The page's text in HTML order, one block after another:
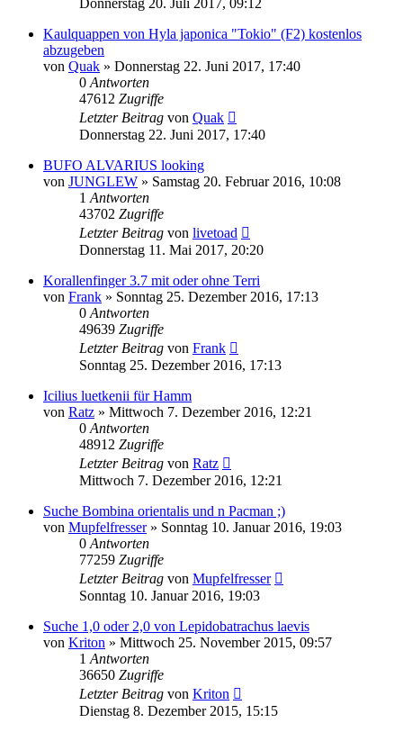
Kaulquappen von Hyla japonica "Tokio" (F2) kostenlos
abzugeben
von Quak » Donnerstag 22. Juni 2017, 17:40
0 Antworten
47612 Zugriffe
Letzter Beitrag von Quak
Donnerstag 22. Juni 2017, 17:40
BUFO ALVARIUS looking
von JUNGLEW » Samstag 20. Februar 2016, 10:08
1 Antworten
43702 Zugriffe
Letzter Beitrag von livetoad
Donnerstag 11. Mai 2017, 20:20
Korallenfinger 3.7 mit oder ohne Terri
von Frank » Sonntag 25. Dezember 2016, 17:13
0 Antworten
49639 Zugriffe
Letzter Beitrag von Frank
Sonntag 25. Dezember 2016, 17:13
Icilius luetkenii für Hamm
von Ratz » Mittwoch 7. Dezember 2016, 12:21
0 Antworten
48912 Zugriffe
Letzter Beitrag von Ratz
Mittwoch 7. Dezember 2016, 12:21
Suche Bombina orientalis und n Pacman ;)
von Mupfelfresser» Sonntag 10. Januar 2016, 19:03
0 Antworten
77259 Zugriffe
Letzter Beitrag von Mupfelfresser
Sonntag 10. Januar 2016, 19:03
Suche 1,0 oder 2,0 von Lepidobatrachus laevis
von Kriton » Mittwoch 25. November 2015, 09:57
1 Antworten
36650 Zugriffe
Letzter Beitrag von Kriton
Dienstag 8. Dezember 2015, 15:15